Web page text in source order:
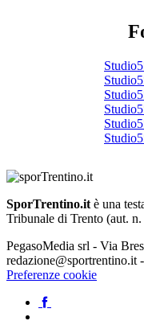
SporTrentino.it è una
Tribunale di Trento (aut.
PegasoMedia srl - Via
redazione@sportrentino.it
Preferenze cookie